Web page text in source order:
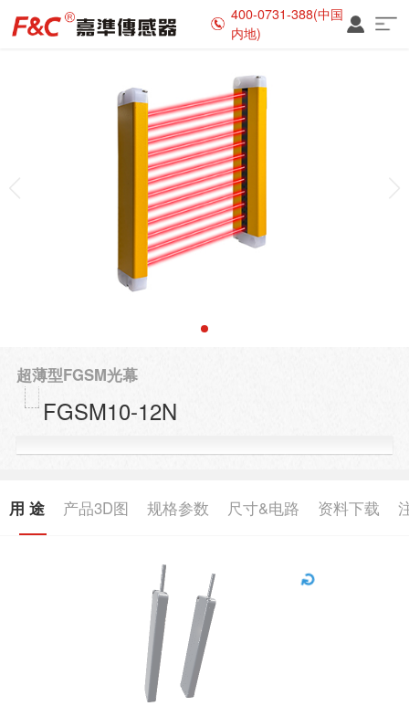
400-0731-388(中国
内地)
超薄型FGSM光幕
FGSM10-12N
用 途 产品3D图 规格参数 尺寸&电路 资料下载